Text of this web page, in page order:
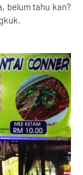
belum tahu kan?